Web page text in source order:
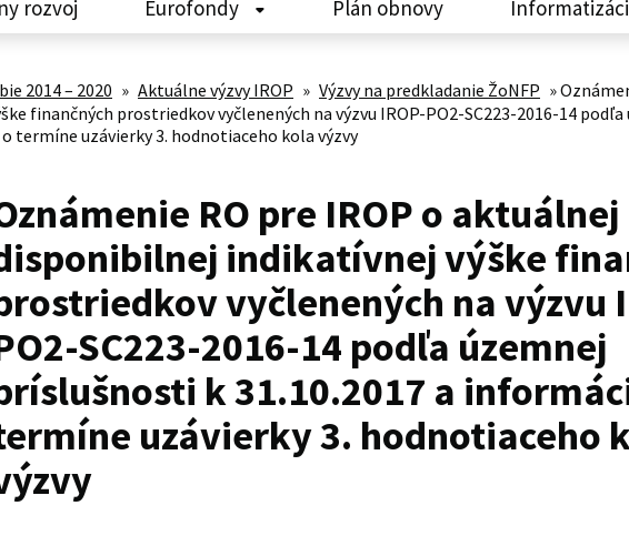
rozvoj Eurofondy Plán obnovy
2014 – 2020 » Aktuálne výzvy IROP » Výzvy na predkladanie ŽoNFP »
finančných prostriedkov vyčlenených na výzvu IROP-PO2-SC223-2016-14 podľa
termíne uzávierky 3. hodnotiaceho kola výzvy
RO pre IROP o aktuálnej
indikatívnej výške
vyčlenených na výzvu
SC223-2016-14 podľa územnej
k 31.10.2017 a
uzávierky 3. hodnotiaceho